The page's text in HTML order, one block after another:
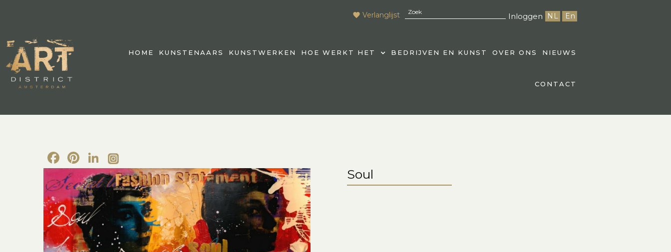
Verlanglijst Inloggen NL En
HOME KUNSTENAARS KUNSTWERKEN HOE WERKT HET BEDRIJVEN EN KUNST OVER ONS NIEUWS
CONTACT
Facebook
Pinterest
LinkedIn
Soul